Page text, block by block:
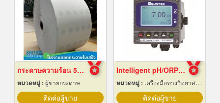
กระดาษความร้อน 57x80 ราคาส่ง
หมวดหมู่ : ผู้ขายกระดาษ
ติดต่อผู้ขาย
Intelligent pH/ORP Transmitter PC-3110 Series
หมวดหมู่ : เครื่องมือทางวิทยาศาสตร์
ติดต่อผู้ขาย